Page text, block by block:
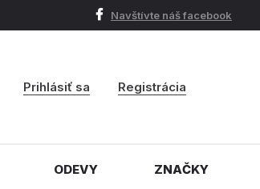
Navštívte náš facebook
Prihlásiť sa Registrácia
ODEVY ZNAČKY